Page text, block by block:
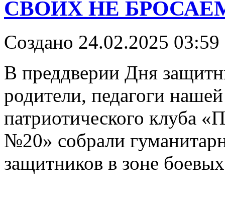
СВОИХ НЕ
Создано 24.02.2025 03:59
В преддверии Дня
родители, педагоги
патриотического
№20» собрали
защитников в зоне